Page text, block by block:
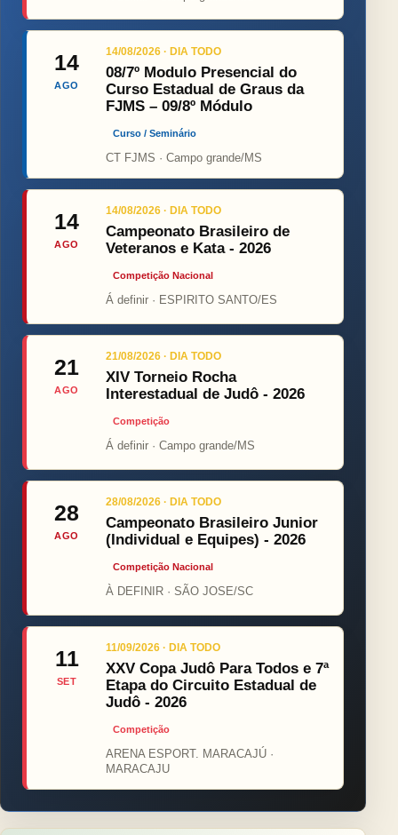
14
AGO
14/08/2026 · DIA TODO
08/7º Modulo Presencial do
Curso Estadual de Graus da
FJMS – 09/8º Módulo
Curso / Seminário
CT FJMS · Campo grande/MS
14
AGO
14/08/2026 · DIA TODO
Campeonato Brasileiro de
Veteranos e Kata - 2026
Competição Nacional
Á definir · ESPIRITO SANTO/ES
21
AGO
21/08/2026 · DIA TODO
XIV Torneio Rocha
Interestadual de Judô - 2026
Competição
Á definir · Campo grande/MS
28
AGO
28/08/2026 · DIA TODO
Campeonato Brasileiro Junior
(Individual e Equipes) - 2026
Competição Nacional
À DEFINIR · SÃO JOSE/SC
11
SET
11/09/2026 · DIA TODO
XXV Copa Judô Para Todos e 7ª
Etapa do Circuito Estadual de
Judô - 2026
Competição
ARENA ESPORT. MARACAJÚ ·
MARACAJU